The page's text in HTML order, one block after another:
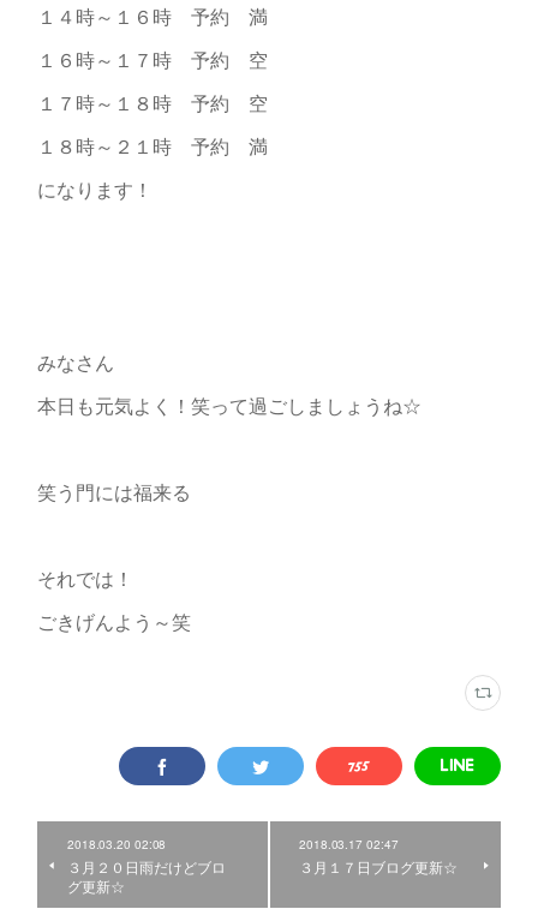
１４時～１６時 予約 満
１６時～１７時 予約 空
１７時～１８時 予約 空
１８時～２１時 予約 満
になります！
みなさん
本日も元気よく！笑って過ごしましょうね☆
笑う門には福来る
それでは！
ごきげんよう～笑
2018.03.20 02:08
３月２０日雨だけどブロ
グ更新☆
2018.03.17 02:47
３月１７日ブログ更新☆